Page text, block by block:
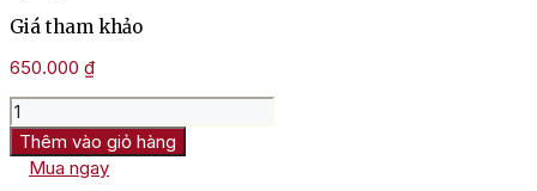
Giá tham khảo
650.000 ₫
Rượu
Vang
Hy
Lạp
Thêm vào giỏ hàng
Mua ngay